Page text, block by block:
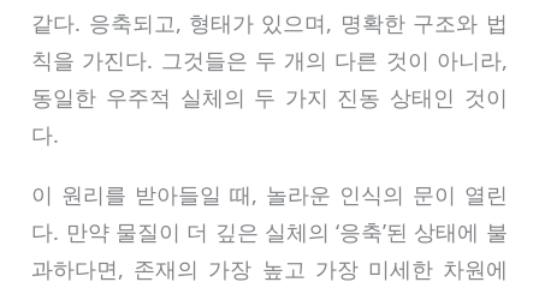
같다. 응축되고, 형태가 있으며, 명확한 구조와 법
칙을 가진다. 그것들은 두 개의 다른 것이 아니라,
동일한 우주적 실체의 두 가지 진동 상태인 것이
다.
이 원리를 받아들일 때, 놀라운 인식의 문이 열린
다. 만약 물질이 더 깊은 실체의 ‘응축’된 상태에 불
과하다면, 존재의 가장 높고 가장 미세한 차원에